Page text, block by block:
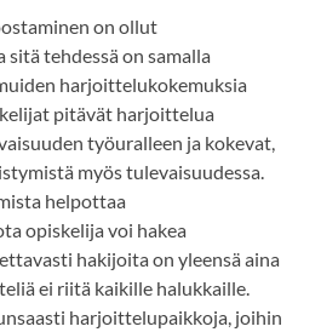
on ollut
tehdessä on samalla
harjoittelukokemuksia
pitävät harjoittelua
työuralleen ja kokevat,
myös tulevaisuudessa.
helpottaa
opiskelija voi hakea
hakijoita on yleensä aina
ei riitä kaikille halukkaille.
harjoittelupaikkoja, joihin